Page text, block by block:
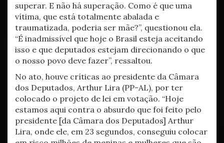
superar. E não há superação. Como é que uma
vítima, que está totalmente abalada e
traumatizada, poderia ser mãe?”, questionou ela.
“É inadmissível que hoje o Brasil esteja aceitando
isso e que deputados estejam direcionando o que
o nosso povo deve fazer”, ressaltou.
No ato, houve críticas ao presidente da Câmara
dos Deputados, Arthur Lira (PP-AL), por ter
colocado o projeto de lei em votação. “Hoje
estamos aqui contra o absurdo que foi feito pelo
presidente [da Câmara dos Deputados] Arthur
Lira, onde ele, em 23 segundos, conseguiu colocar